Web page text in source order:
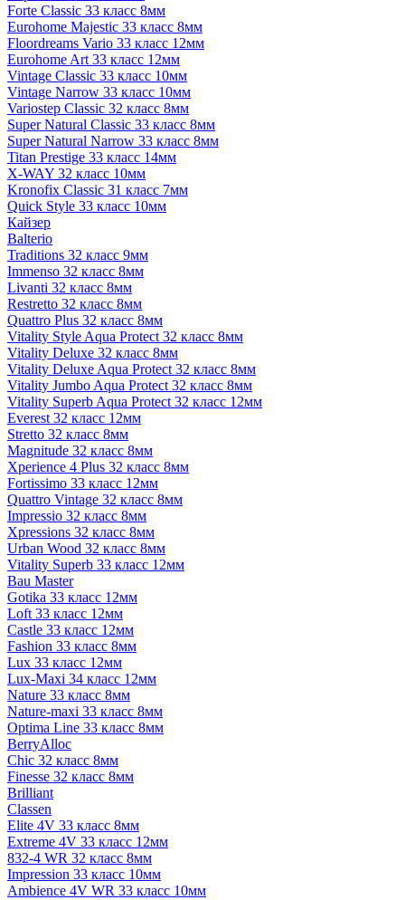
Forte Classic 33 класс 8мм
Eurohome Majestic 33 класс 8мм
Floordreams Vario 33 класс 12мм
Eurohome Art 33 класс 12мм
Vintage Classic 33 класс 10мм
Vintage Narrow 33 класс 10мм
Variostep Classic 32 класс 8мм
Super Natural Classic 33 класс 8мм
Super Natural Narrow 33 класс 8мм
Titan Prestige 33 класс 14мм
X-WAY 32 класс 10мм
Kronofix Classic 31 класс 7мм
Quick Style 33 класс 10мм
Кайзер
Balterio
Traditions 32 класс 9мм
Immenso 32 класс 8мм
Livanti 32 класс 8мм
Restretto 32 класс 8мм
Quattro Plus 32 класс 8мм
Vitality Style Aqua Protect 32 класс 8мм
Vitality Deluxe 32 класс 8мм
Vitality Deluxe Aqua Protect 32 класс 8мм
Vitality Jumbo Aqua Protect 32 класс 8мм
Vitality Superb Aqua Protect 32 класс 12мм
Everest 32 класс 12мм
Stretto 32 класс 8мм
Magnitude 32 класс 8мм
Xperience 4 Plus 32 класс 8мм
Fortissimo 33 класс 12мм
Quattro Vintage 32 класс 8мм
Impressio 32 класс 8мм
Xpressions 32 класс 8мм
Urban Wood 32 класс 8мм
Vitality Superb 33 класс 12мм
Bau Master
Gotika 33 класс 12мм
Loft 33 класс 12мм
Castle 33 класс 12мм
Fashion 33 класс 8мм
Lux 33 класс 12мм
Lux-Maxi 34 класс 12мм
Nature 33 класс 8мм
Nature-maxi 33 класс 8мм
Optima Line 33 класс 8мм
BerryAlloc
Chic 32 класс 8мм
Finesse 32 класс 8мм
Brilliant
Classen
Elite 4V 33 класс 8мм
Extreme 4V 33 класс 12мм
832-4 WR 32 класс 8мм
Impression 33 класс 10мм
Ambience 4V WR 33 класс 10мм